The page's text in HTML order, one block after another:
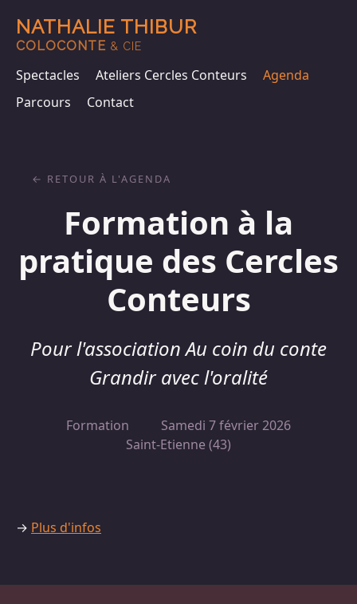
NATHALIE THIBUR
COLOCONTE & CIE
Spectacles Ateliers Cercles Conteurs
Agenda
Parcours
Contact
Formation à la
pratique des Cercles
Conteurs
Pour l'association Au coin du conte
Grandir avec l'oralité
Formation
Samedi 7 février 2026
Saint-Etienne (43)
RETOUR À L'AGENDA
→ Plus d'infos